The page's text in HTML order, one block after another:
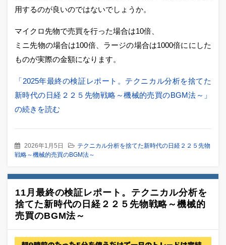
用するのが良いのではないでしょうか。
マイクロ先物で売買を行った場合は10倍、
ミニ先物の場合は100倍、ラージの場合は1000倍ににした
ものが実際の金額になります。
「2025年最終の検証レポート。テクニカル分析を捨てた
新時代の日経２２５先物戦略～機械的売買のBGM法～」
の続きを読む
2026年1月5日
テクニカル分析を捨てた新時代の日経２２５先物
戦略～機械的売買のBGM法～
11月最終の検証レポート。テクニカル分析を
捨てた新時代の日経２２５先物戦略～機械的
売買のBGM法～